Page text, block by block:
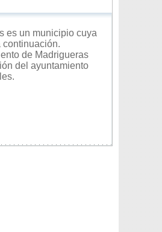
es un municipio cuya
continuación.
de Madrigueras
del ayuntamiento